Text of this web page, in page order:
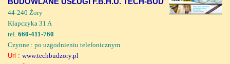
44-240 Żory
Kłapczyka 31 A
tel. 660-411-760
Czynne : po uzgodnieniu telefonicznym
Url : www.techbudzory.pl